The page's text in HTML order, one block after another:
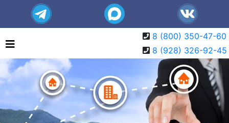
8 (800) 350-47-60
8 (928) 326-92-45